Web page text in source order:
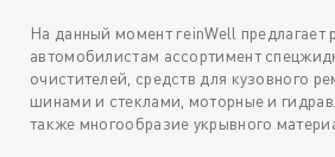
На данный момент reinWell предлагает
автомобилистам ассортимент
очистителей, средств для кузовного
шинами и стеклами, моторные и
также многообразие укрывного